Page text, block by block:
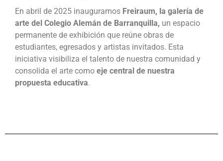
En abril de 2025 inauguramos Freiraum, la galería de
arte del Colegio Alemán de Barranquilla, un espacio
permanente de exhibición que reúne obras de
estudiantes, egresados y artistas invitados. Esta
iniciativa visibiliza el talento de nuestra comunidad y
consolida el arte como eje central de nuestra
propuesta educativa.